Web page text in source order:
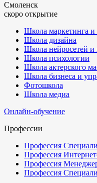
Смоленск
скоро открытие
Школа маркетинга
Школа дизайна
Школа нейросетей
Школа психологии
Школа актерского
Школа бизнеса и
Фотошкола
Школа медиа
Онлайн-обучение
Профессии
Профессия
Профессия
Профессия
Профессия